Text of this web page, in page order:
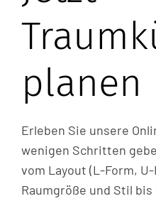
planen
Erleben Sie unsere
wenigen Schritten
vom Layout (L-Form,
Raumgröße und Stil